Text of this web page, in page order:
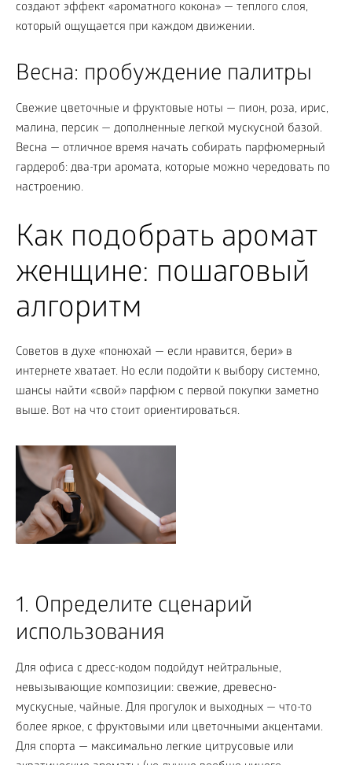
создают эффект «ароматного кокона» — теплого слоя,
который ощущается при каждом движении.
Весна: пробуждение палитры
Свежие цветочные и фруктовые ноты — пион, роза, ирис,
малина, персик — дополненные легкой мускусной базой.
Весна — отличное время начать собирать парфюмерный
гардероб: два-три аромата, которые можно чередовать по
настроению.
Как подобрать аромат
женщине: пошаговый
алгоритм
Советов в духе «понюхай — если нравится, бери» в
интернете хватает. Но если подойти к выбору системно,
шансы найти «свой» парфюм с первой покупки заметно
выше. Вот на что стоит ориентироваться.
1. Определите сценарий
использования
Для офиса с дресс-кодом подойдут нейтральные,
невызывающие композиции: свежие, древесно-
мускусные, чайные. Для прогулок и выходных — что-то
более яркое, с фруктовыми или цветочными акцентами.
Для спорта — максимально легкие цитрусовые или